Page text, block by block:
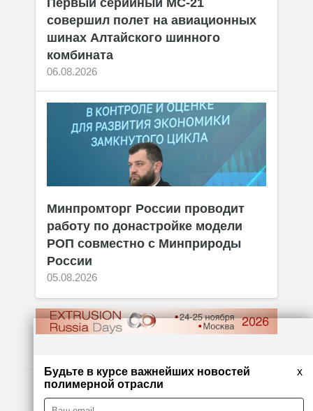
совершил полет на авиационных
шинах Алтайского шинного
комбината
06.08.2026
Минпромторг России проводит
работу по донастройке модели
РОП совместно с Минприроды
России
05.08.2026
x
Будьте в курсе важнейших новостей
полимерной отрасли